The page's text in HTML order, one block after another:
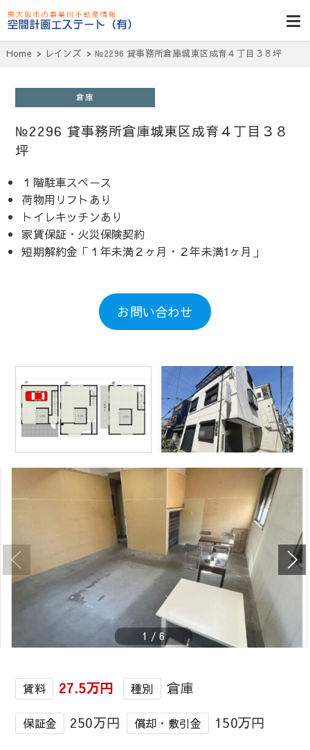
東大阪貸倉
庫・貸し工
場・賃貸事務
所・空室一
覧・空間計画
エステート
Home レインズ №2296 貸事務所倉庫城東区成育４丁目３８坪
倉庫
№2296 貸事務所倉庫城東区成育４丁目３８
坪
１階駐車スペース
荷物用リフトあり
トイレキッチンあり
家賃保証・火災保険契約
短期解約金「１年未満２ヶ月・２年未満1ヶ月」
お問い合わせ
1 /6
賃料 27.5万円 種別 倉庫
保証金 250万円 償却・敷引金 150万円